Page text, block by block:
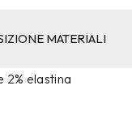
MATERIALI
2% elastina